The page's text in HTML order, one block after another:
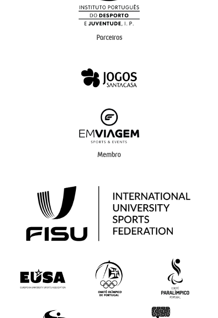
Parceiros
Membro